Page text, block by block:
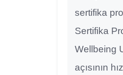
sertifika
Sertifika
Wellbeing
açısının